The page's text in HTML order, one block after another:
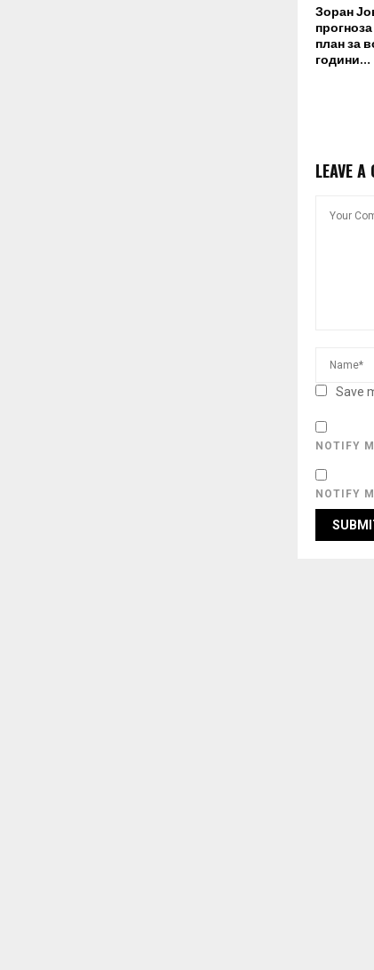
Зоран
план за
години…
LEAVE A
Save
NOTIFY
NOTIFY